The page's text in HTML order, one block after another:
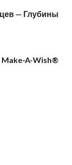
— Глубины
Make-A-Wish®